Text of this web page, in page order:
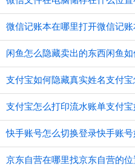
微信记账本在哪里打开微信记
闲鱼怎么隐藏卖出的东西闲鱼
支付宝如何隐藏真实姓名支付
支付宝怎么打印流水账单支付
快手账号怎么切换登录快手账
京东自营在哪里找京东自营的